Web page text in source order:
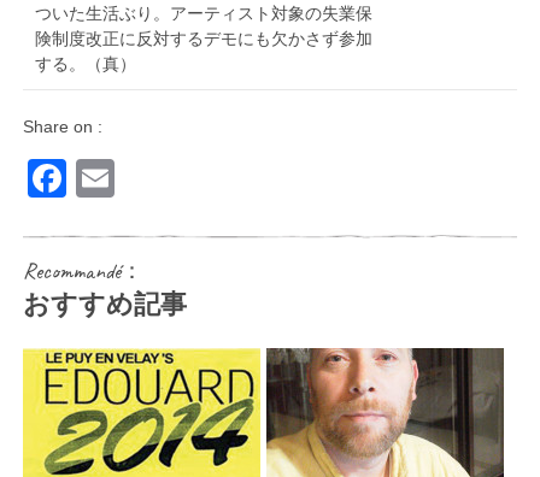
ついた生活ぶり。アーティスト対象の失業保
険制度改正に反対するデモにも欠かさず参加
する。（真）
Share on :
Facebook
Recommandé：
おすすめ記事